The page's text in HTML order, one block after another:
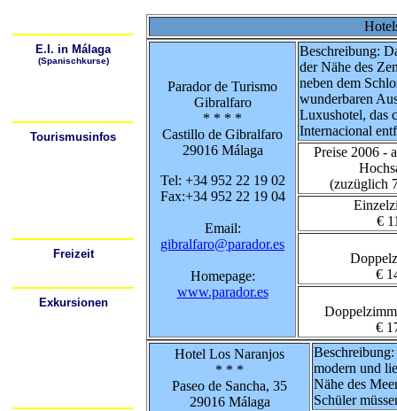
Parador de Turismo
Gibralfaro
* * * *
Castillo de Gibralfaro
29016 Málaga
Tel: +34 952 22 19 02
Fax:+34 952 22 19 04
Email:
gibralfaro@parador.es
Homepage:
www.parador.es
Beschreibung:
der Nähe des
neben dem
wunderbaren
Luxushotel, das
Internacional
Preise 2006 -
(zuzüglich
€
€
€
Hotel Los Naranjos
* * *
Paseo de Sancha, 35
29016 Málaga
Beschreibung:
modern und
Nähe des
Schüler
E.I. in Málaga
(Spanischkurse)
Tourismusinfos
Freizeit
Exkursionen